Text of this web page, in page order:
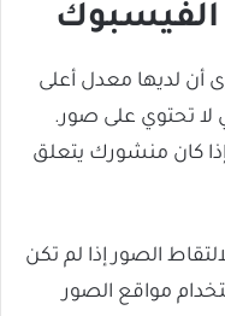
الفيسبوك
أن لديها معدل أعلى
لا تحتوي على صور.
كان منشورك يتعلق
الصور إذا لم تكن
مواقع الصور